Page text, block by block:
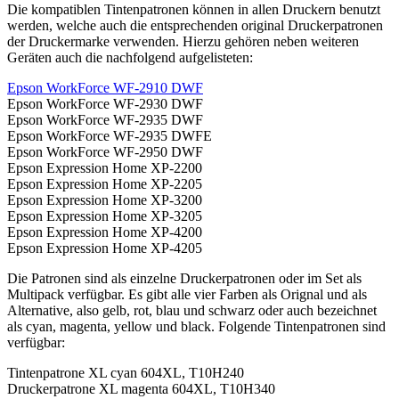
Die kompatiblen Tintenpatronen können in allen Druckern benutzt
werden, welche auch die entsprechenden original Druckerpatronen
der Druckermarke verwenden. Hierzu gehören neben weiteren
Geräten auch die nachfolgend aufgelisteten:
Epson WorkForce WF-2910 DWF
Epson WorkForce WF-2930 DWF
Epson WorkForce WF-2935 DWF
Epson WorkForce WF-2935 DWFE
Epson WorkForce WF-2950 DWF
Epson Expression Home XP-2200
Epson Expression Home XP-2205
Epson Expression Home XP-3200
Epson Expression Home XP-3205
Epson Expression Home XP-4200
Epson Expression Home XP-4205
Die Patronen sind als einzelne Druckerpatronen oder im Set als
Multipack verfügbar. Es gibt alle vier Farben als Orignal und als
Alternative, also gelb, rot, blau und schwarz oder auch bezeichnet
als cyan, magenta, yellow und black. Folgende Tintenpatronen sind
verfügbar:
Tintenpatrone XL cyan 604XL, T10H240
Druckerpatrone XL magenta 604XL, T10H340